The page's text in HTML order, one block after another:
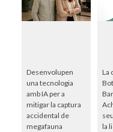
Desenvolupen
una tecnologia
amb IA per a
mitigar la captura
accidental de
megafauna
La
la